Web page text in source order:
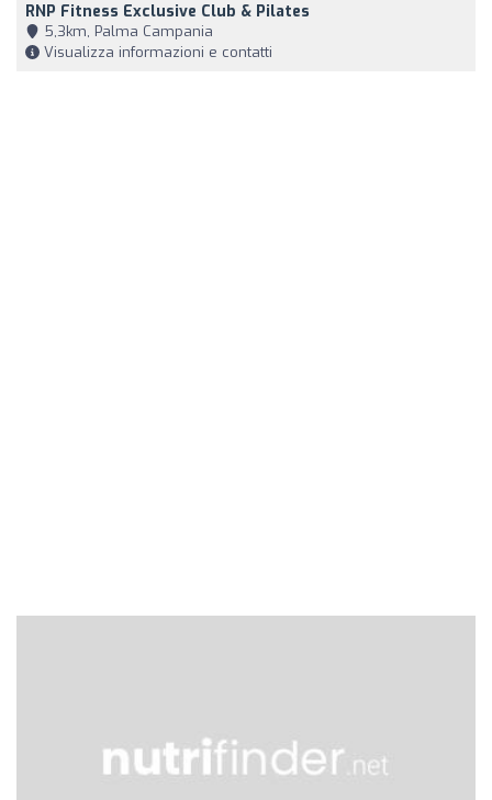
RNP Fitness Exclusive Club & Pilates
5,3km, Palma Campania
Visualizza informazioni e contatti